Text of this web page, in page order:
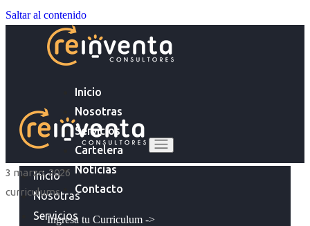
Saltar al contenido
Inicio
Nosotras
Servicios
Cartelera
Noticias
Contacto
Ingresa tu Curriculum ->
Inicio
Nosotras
Servicios
3 marzo, 2026
curriculums